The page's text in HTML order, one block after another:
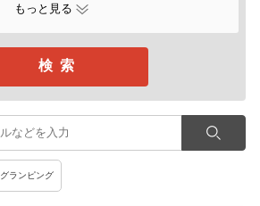
もっと見る
グランピング